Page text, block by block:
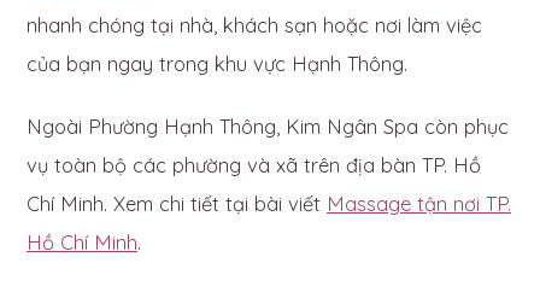
nhanh chóng tại nhà, khách sạn hoặc nơi làm việc
của bạn ngay trong khu vực Hạnh Thông.
Ngoài Phường Hạnh Thông, Kim Ngân Spa còn phục
vụ toàn bộ các phường và xã trên địa bàn TP. Hồ
Chí Minh. Xem chi tiết tại bài viết Massage tận nơi TP.
Hồ Chí Minh.